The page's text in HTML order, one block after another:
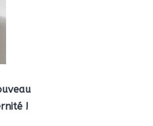
!